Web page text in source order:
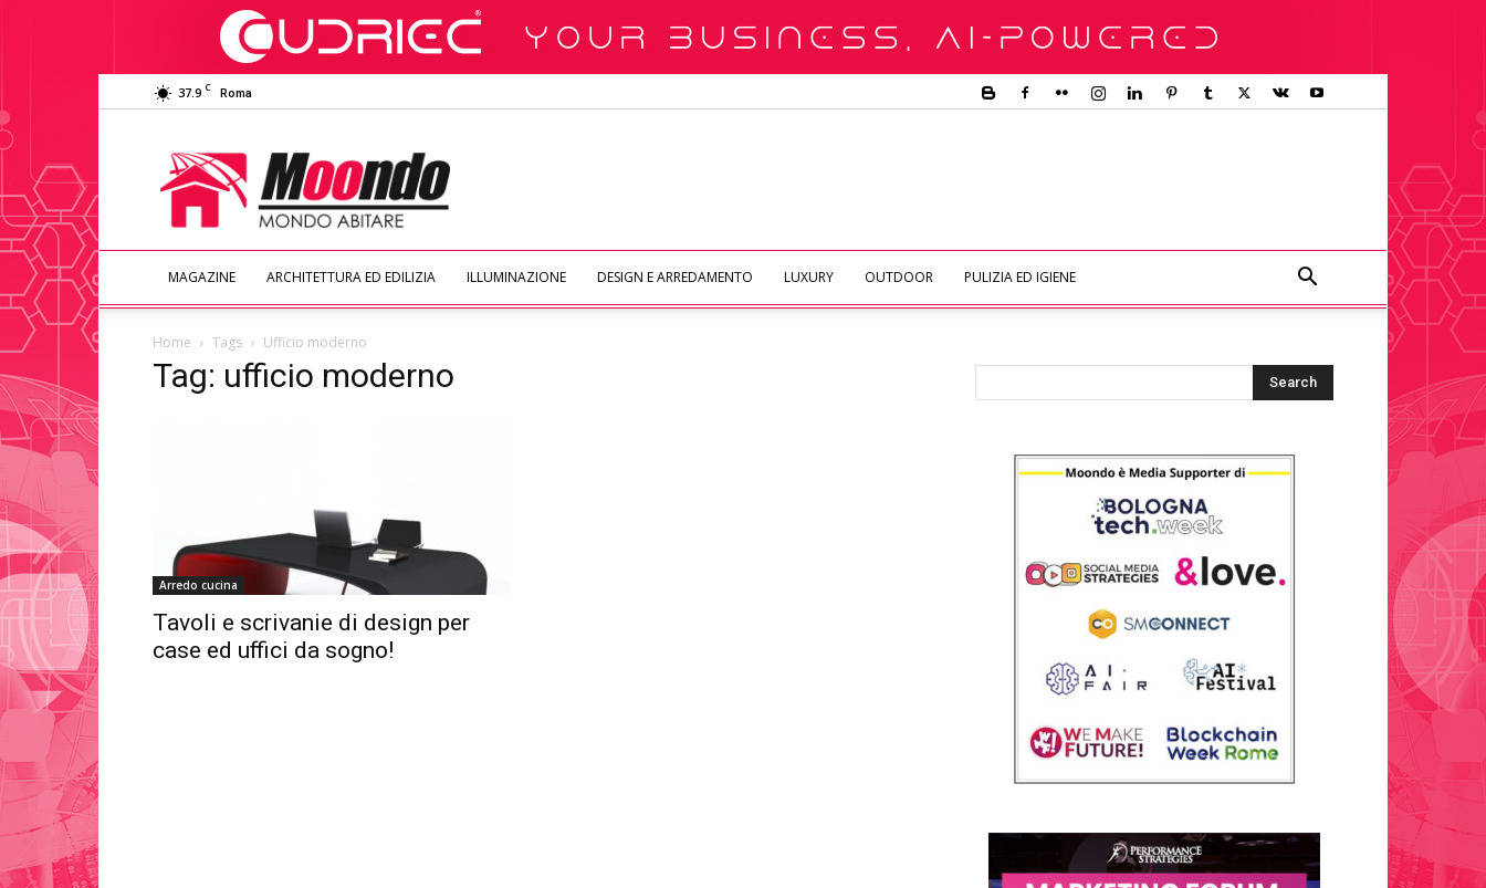
37.9 C Roma
Moondo
Abitare
MAGAZINE ARCHITETTURA ED EDILIZIA ILLUMINAZIONE DESIGN E ARREDAMENTO LUXURY OUTDOOR PULIZIA ED IGIENE
Home Tags Ufficio moderno
Tag: ufficio moderno
Arredo cucina
Tavoli e scrivanie di design per
case ed uffici da sogno!